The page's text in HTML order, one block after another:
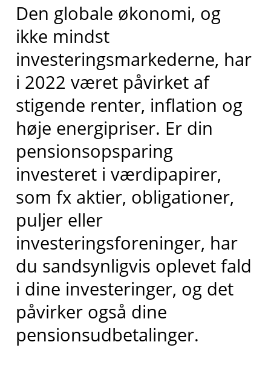
Den globale økonomi, og
ikke mindst
investeringsmarkederne, har
i 2022 været påvirket af
stigende renter, inflation og
høje energipriser. Er din
pensionsopsparing
investeret i værdipapirer,
som fx aktier, obligationer,
puljer eller
investeringsforeninger, har
du sandsynligvis oplevet fald
i dine investeringer, og det
påvirker også dine
pensionsudbetalinger.